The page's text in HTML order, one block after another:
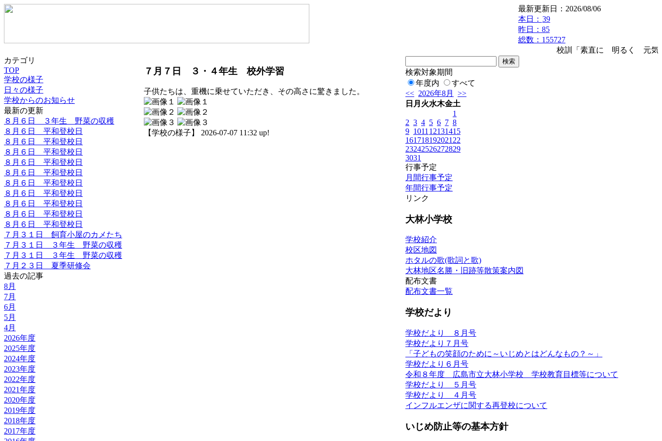
最新更新日：2026/08/06
本日： 39
昨日：85
総数：155727
校訓「素直に 明るく 元気
カテゴリ
TOP
学校の様子
日々の様子
学校からのお知らせ
最新の更新
８月６日 ３年生 野菜の収穫
８月６日 平和登校日
８月６日 平和登校日
８月６日 平和登校日
８月６日 平和登校日
８月６日 平和登校日
８月６日 平和登校日
８月６日 平和登校日
８月６日 平和登校日
８月６日 平和登校日
８月６日 平和登校日
７月３１日 飼育小屋のカメたち
７月３１日 ３年生 野菜の収穫
７月３１日 ３年生 野菜の収穫
７月２３日 夏季研修会
過去の記事
8月
7月
6月
5月
4月
2026年度
2025年度
2024年度
2023年度
2022年度
2021年度
2020年度
2019年度
2018年度
2017年度
７月７日 ３・４年生 校外学習
子供たちは、重機に乗せていただき、その高さに驚きました。
【学校の様子】 2026-07-07 11:32 up!
検索対象期間
年度内
すべて
<< 2026年8月
>>
日 月 火水木金土
1
2 3 4 5 6 7 8
9 1011 12131415
161718192021 22
23242526272829
3031
行事予定
月間行事予定
年間行事予定
リンク
大林小学校
学校紹介
校区地図
ホタルの歌(歌詞と歌)
大林地区名勝・旧跡等散策案内図
配布文書
配布文書一覧
学校だより
学校だより ８月号
学校だより７月号
「子どもの笑顔のために～いじめとはどんなもの？～」
学校だより６月号
令和８年度 広島市立大林小学校 学校教育目標等について
学校だより ５月号
学校だより ４月号
インフルエンザに関する再登校について
いじめ防止等の基本方針